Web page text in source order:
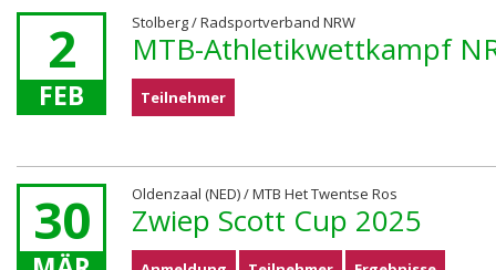
2
FEB
Stolberg / Radsportverband NRW
MTB-Athletikwettkampf
Teilnehmer
30 Oldenzaal (NED) / MTB Het Twentse Ros
Zwiep Scott Cup 2025